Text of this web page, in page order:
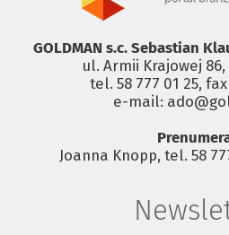
GOLDMAN s.c. Sebastian
ul. Armii Krajowej 86,
tel. 58 777 01 25,
e-mail:
Joanna Knopp, tel. 58